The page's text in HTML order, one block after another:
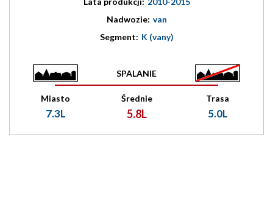
Nadwozie: van
Segment: K (vany)
SPALANIE
Miasto
7.3L
Średnie
5.8L
Trasa
5.0L